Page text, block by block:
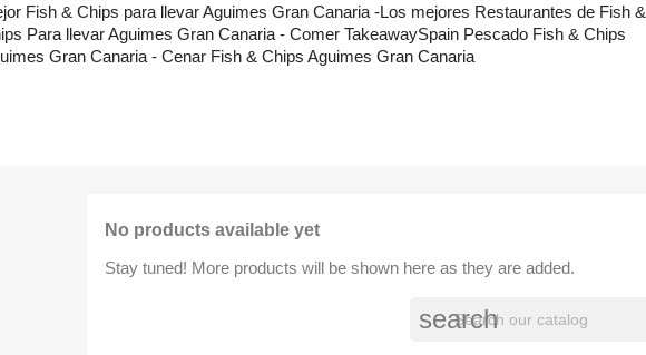
Fish & Chips para llevar Aguimes Gran Canaria -Los mejores Restaurantes de Fish &
Para llevar Aguimes Gran Canaria - Comer TakeawaySpain Pescado Fish & Chips
Gran Canaria - Cenar Fish & Chips Aguimes Gran Canaria
No products available yet
Stay tuned! More products will be shown here as they are added.
search